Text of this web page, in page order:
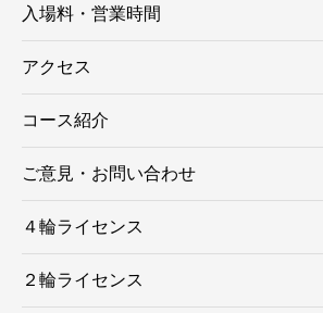
入場料・営業時間
アクセス
コース紹介
ご意見・お問い合わせ
４輪ライセンス
２輪ライセンス